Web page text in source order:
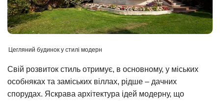
Цегляний будинок у стилі модерн
Свій розвиток стиль отримує, в основному, у міських
особняках та заміських віллах, рідше – дачних
спорудах. Яскрава архітектура ідей модерну, що